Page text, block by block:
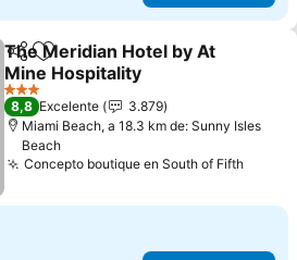
Compartir
Añadir a favoritos
The Meridian Hotel by At
Mine Hospitality
3 Estrellas
8,8 Excelente
3.879
Miami Beach, a 18.3 km de: Sunny Isles
Beach
Concepto boutique en South of Fifth